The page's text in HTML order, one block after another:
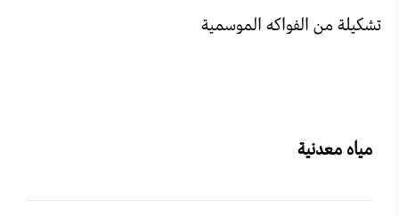
تشكيلة من الفواكه الموسمية
مياه معدنية